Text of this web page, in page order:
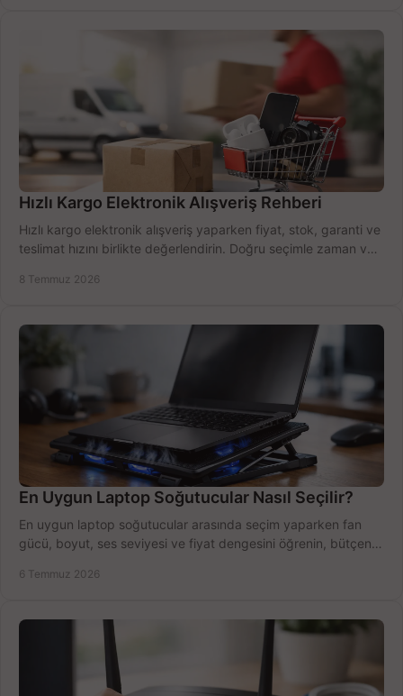
Hızlı Kargo Elektronik Alışveriş Rehberi
Hızlı kargo elektronik alışveriş yaparken fiyat, stok, garanti ve
teslimat hızını birlikte değerlendirin. Doğru seçimle zaman ve
8 Temmuz 2026
En Uygun Laptop Soğutucular Nasıl Seçilir?
En uygun laptop soğutucular arasında seçim yaparken fan
gücü, boyut, ses seviyesi ve fiyat dengesini öğrenin, bütçenizi
6 Temmuz 2026